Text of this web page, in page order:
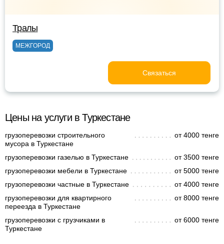
Тралы
МЕЖГОРОД
Связаться
Цены на услуги в Туркестане
грузоперевозки строительного
мусора в Туркестане
от 4000 тенге
грузоперевозки газелью в Туркестане
от 3500 тенге
грузоперевозки мебели в Туркестане
от 5000 тенге
грузоперевозки частные в Туркестане
от 4000 тенге
грузоперевозки для квартирного
переезда в Туркестане
от 8000 тенге
грузоперевозки с грузчиками в
Туркестане
от 6000 тенге